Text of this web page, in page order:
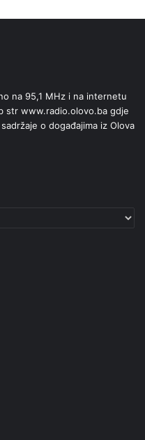
na 95,1 MHz i na internetu
str www.radio.olovo.ba gdje
o događajima iz Olova